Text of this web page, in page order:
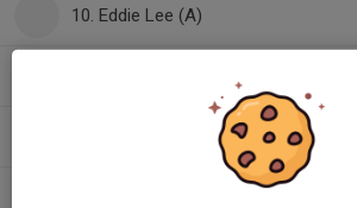
10. Eddie Lee (A)
13. Steen Castanius